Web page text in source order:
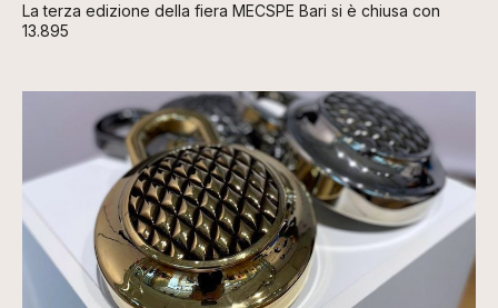
La terza edizione della fiera MECSPE Bari si è chiusa con
13.895